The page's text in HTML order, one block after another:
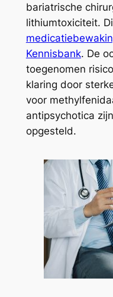
bariatrische
lithiumtoxiciteit.
Kennisbank. De
toegenomen
klaring door
voor
antipsychotica
opgesteld.